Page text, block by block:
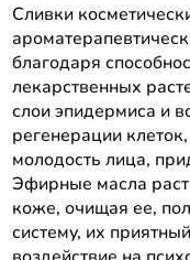
Сливки
благодаря
лекарственных
слои эпидермиса и
регенерации
молодость лица,
Эфирные масла
коже, очищая ее,
систему, их